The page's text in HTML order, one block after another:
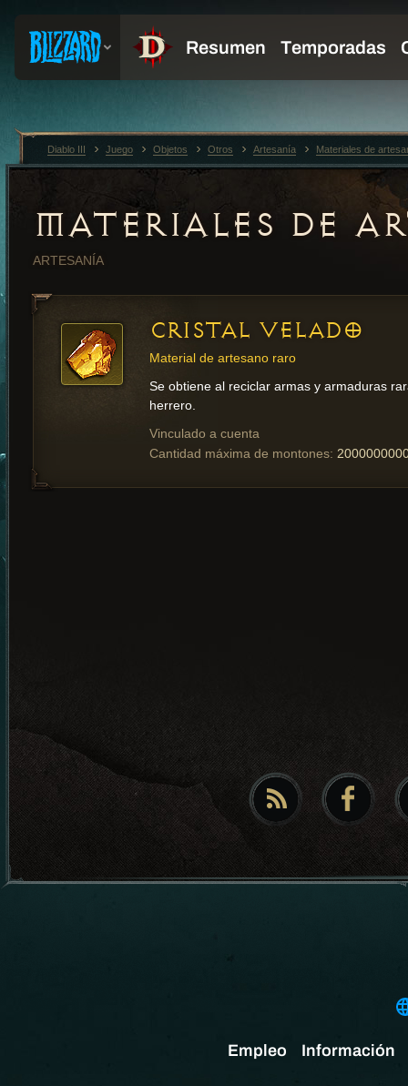
MATERIALES DE
ARTESANÍA
CRISTAL VELADO
Material de artesano raro
Se obtiene al reciclar armas y armaduras
herrero.
Vinculado a cuenta
Cantidad máxima de montones:
Diablo III Juego Objetos Otros Artesanía Materiales de